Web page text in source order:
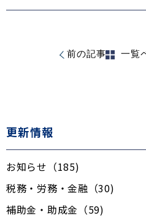
前の記事 一覧
更新情報
お知らせ（185)
税務・労務・金融（30)
補助金・助成金（59)